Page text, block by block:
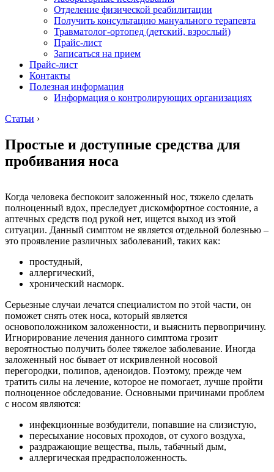
Отделение физической реабилитации
Получить консультацию мануального терапевта
Травматолог-ортопед (детский, взрослый)
Прайс-лист
Записаться на прием
Прайс-лист
Контакты
Полезная информация
Информация о контролирующих организациях
Статьи ›
Простые и доступные средства для
пробивания носа
Когда человека беспокоит заложенный нос, тяжело сделать
полноценный вдох, преследует дискомфортное состояние, а
аптечных средств под рукой нет, ищется выход из этой
ситуации. Данный симптом не является отдельной болезнью –
это проявление различных заболеваний, таких как:
простудный,
аллергический,
хронический насморк.
Серьезные случаи лечатся специалистом по этой части, он
поможет снять отек носа, который является
основоположником заложенности, и выяснить первопричину.
Игнорирование лечения данного симптома грозит
вероятностью получить более тяжелое заболевание. Иногда
заложенный нос бывает от искривленной носовой
перегородки, полипов, аденоидов. Поэтому, прежде чем
тратить силы на лечение, которое не помогает, лучше пройти
полноценное обследование. Основными причинами проблем
с носом являются:
инфекционные возбудители, попавшие на слизистую,
пересыхание носовых проходов, от сухого воздуха,
раздражающие вещества, пыль, табачный дым,
аллергическая предрасположенность.